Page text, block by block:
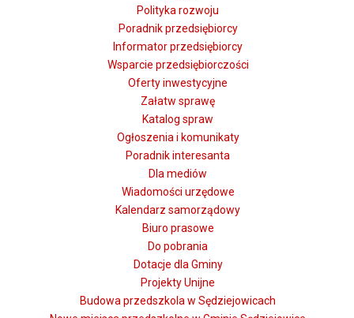
Polityka rozwoju
Poradnik przedsiębiorcy
Informator przedsiębiorcy
Wsparcie przedsiębiorczości
Oferty inwestycyjne
Załatw sprawę
Katalog spraw
Ogłoszenia i komunikaty
Poradnik interesanta
Dla mediów
Wiadomości urzędowe
Kalendarz samorządowy
Biuro prasowe
Do pobrania
Dotacje dla Gminy
Projekty Unijne
Budowa przedszkola w Sędziejowicach